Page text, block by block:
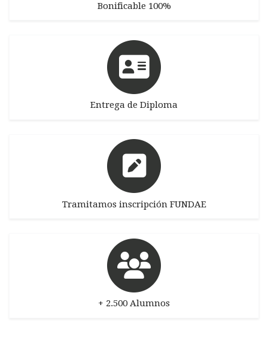
Bonificable 100%
Entrega de Diploma
Tramitamos inscripción FUNDAE
+ 2.500 Alumnos